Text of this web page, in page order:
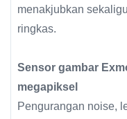
menakjubkan
ringkas.
Sensor gambar
megapiksel
Pengurangan noise,